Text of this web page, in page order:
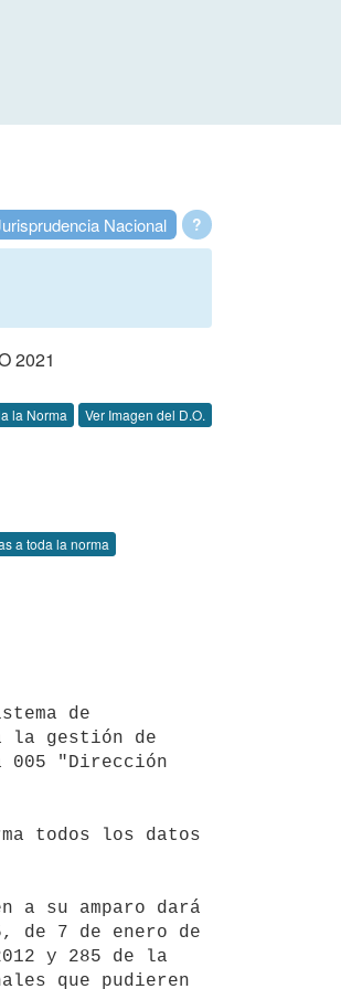
?
Nacional
2021
la Norma Ver Imagen del D.O.
a toda la norma
la gestión de
"Dirección
de 7 de enero de
y 285 de la
que pudieren